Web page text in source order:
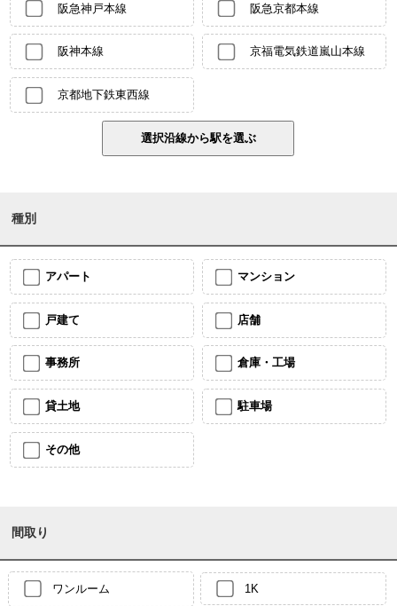
阪急神戸本線 阪急京都本線
阪神本線 京福電気鉄道嵐山本線
京都地下鉄東西線
種別
アパート マンション
戸建て 店舗
事務所 倉庫・工場
貸土地 駐車場
その他
間取り
ワンルーム 1K